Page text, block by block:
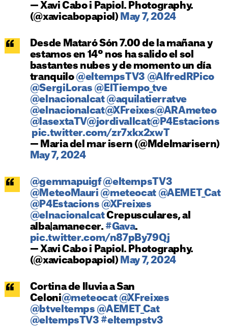
— Xavi Cabo i Papiol. Photography.
(@xavicabopapiol) May 7, 2024
Desde Mataró Són 7.00 de la mañana y
estamos en 14º nos ha salido el sol
bastantes nubes y de momento un día
tranquilo @eltempsTV3 @AlfredRPico
@SergiLoras @ElTiempo_tve
@elnacionalcat @aquilatierratve
@elnacionalcat@XFreixes@ARAmeteo
@lasextaTV@jordivallcat@P4Estacions
pic.twitter.com/zr7xkx2xwT
— Maria del mar isern (@Mdelmarisern)
May 7, 2024
@gemmapuigf @eltempsTV3
@MeteoMauri @meteocat @AEMET_Cat
@P4Estacions @XFreixes
@elnacionalcatCrepusculares, al
alba|amanecer. #Gava.
pic.twitter.com/n87pBy79Qj
— Xavi Cabo i Papiol. Photography.
(@xavicabopapiol) May 7, 2024
Cortina de lluvia a San
Celoni@meteocat @XFreixes
@btveltemps @AEMET_Cat
@eltempsTV3 #eltempstv3